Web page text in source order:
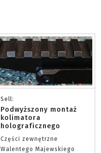
Sell:
Podwyższony montaż
kolimatora
holograficznego
Części zewnętrzne
Walentego Majewskiego